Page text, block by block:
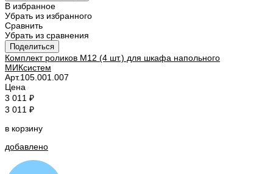
В избранное
Убрать из избранного
Сравнить
Убрать из сравнения
Поделиться
Комплект роликов М12 (4 шт.) для шкафа напольного
МИКсистем
Арт.105.001.007
Цена
3 011 ₽
3 011 ₽
в корзину
добавлено